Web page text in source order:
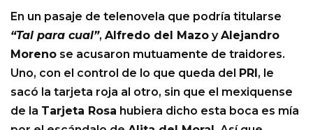
En un pasaje de telenovela que podría titularse
“Tal para cual”, Alfredo del Mazo yAlejandro
Moreno se acusaron mutuamente de traidores.
Uno, con el control de lo que queda del PRI, le
sacó la tarjeta roja al otro, sin que el mexiquense
de la Tarjeta Rosa hubiera dicho esta boca es mía